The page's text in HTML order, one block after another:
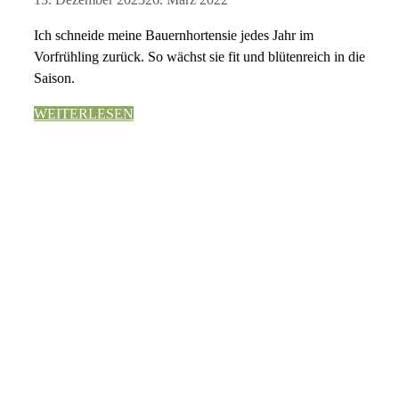
Ich schneide meine Bauernhortensie jedes Jahr im
Vorfrühling zurück. So wächst sie fit und blütenreich in die
Saison.
WEITERLESEN